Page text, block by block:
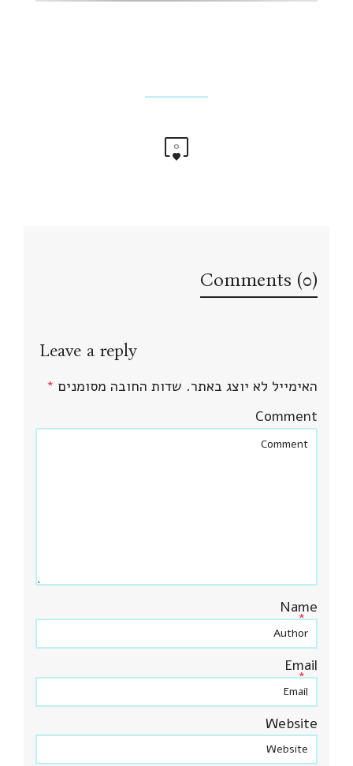
0
Comments (0)
Leave a reply
האימייל לא יוצג באתר. שדות החובה מסומנים *
Comment
Name
*
Email
*
Website